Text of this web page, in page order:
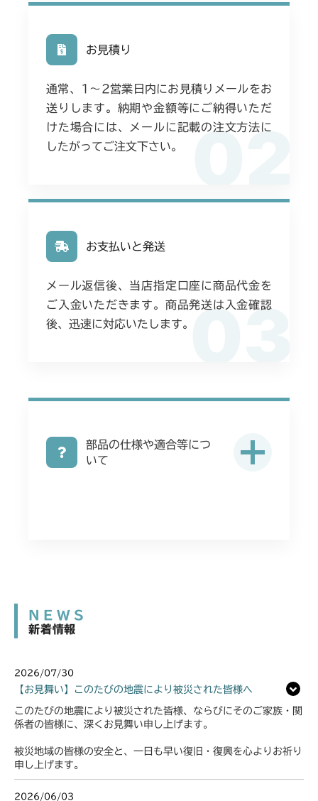
02
お見積り
通常、1〜2営業日内にお見積りメールをお
送りします。納期や金額等にご納得いただ
けた場合には、メールに記載の注文方法に
したがってご注文下さい。
03
お支払いと発送
メール返信後、当店指定口座に商品代金を
ご入金いただきます。商品発送は入金確認
後、迅速に対応いたします。
部品の仕様や適合等につ
いて
NEWS
新着情報
2026/07/30
【お見舞い】このたびの地震により被災された皆様へ
このたびの地震により被災された皆様、ならびにそのご家族・関
係者の皆様に、深くお見舞い申し上げます。
被災地域の皆様の安全と、一日も早い復旧・復興を心よりお祈り
申し上げます。
2026/06/03